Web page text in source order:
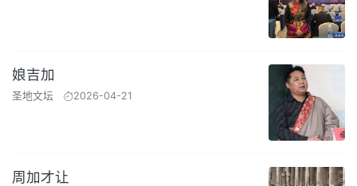
娘吉加
圣地文坛 2026-04-21
周加才让